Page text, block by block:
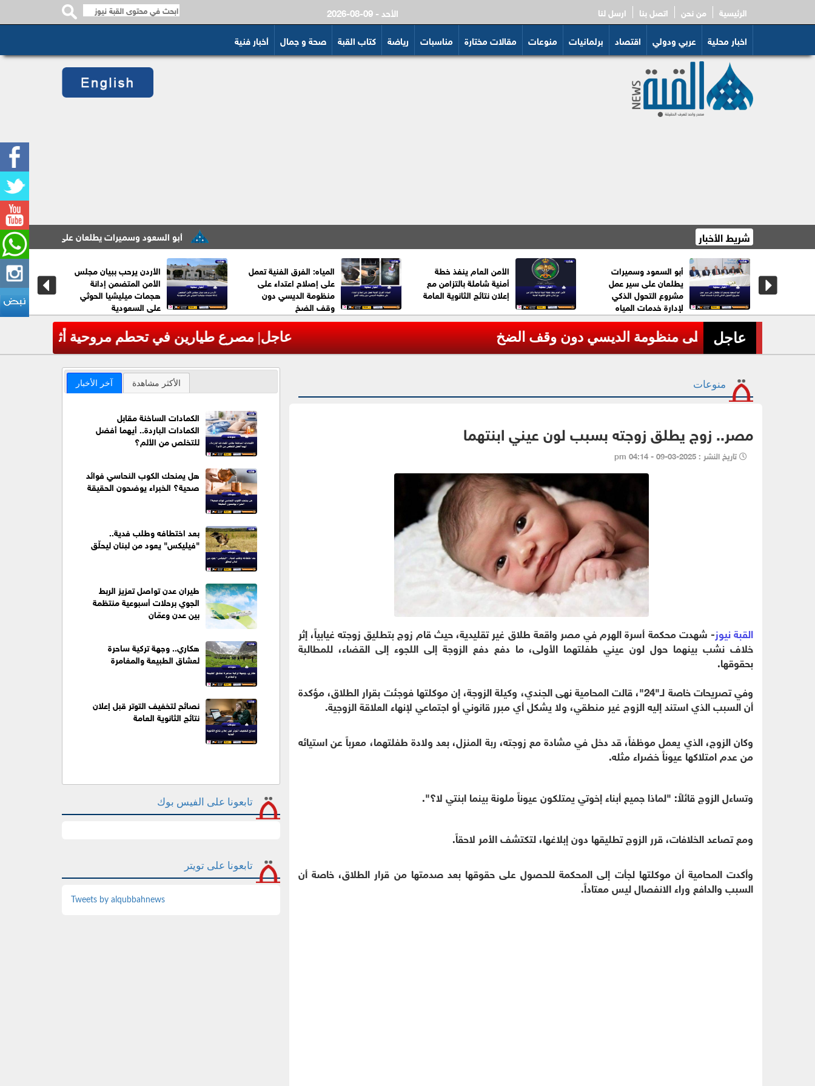
الرئيسية من نحن اتصل بنا ارسل لنا
2026-08-09 - الأحد
اخبار محلية
عربي ودولي اقتصاد برلمانيات منوعات مقالات مختارة مناسبات رياضة كتاب القبة صحة و جمال أخبار فنية
شريط الأخبار أبو السعود وسميرات يطلعان على سير عمل مشروع
أبو السعود وسميرات
يطلعان على سير عمل
مشروع التحول الذكي
لإدارة خدمات المياه
الأمن العام ينفذ خطة
أمنية شاملة بالتزامن مع
إعلان نتائج الثانوية العامة
المياه: الفرق الفنية تعمل
على إصلاح اعتداء على
منظومة الديسي دون
وقف الضخ
الأردن يرحب ببيان مجلس
الأمن المتضمن إدانة
هجمات ميليشيا الحوثي
على السعودية
عاجل عاجل| مصرع طيارين في تحطم مروحية أثناء مكافحة حرائق غابات بولاية يوتا الأميركية
منوعات
مصر.. زوج يطلق زوجته بسبب لون عيني ابنتهما
تاريخ النشر : 2025-03-09 - 04:14 pm
القبة نيوز- شهدت محكمة أسرة الهرم في مصر واقعة طلاق غير تقليدية، حيث قام زوج بتطليق زوجته غيابياً، إثر
خلاف نشب بينهما حول لون عيني طفلتهما الأولى، ما دفع دفع الزوجة إلى اللجوء إلى القضاء، للمطالبة
بحقوقها.
وفي تصريحات خاصة لـ"24"، قالت المحامية نهى الجندي، وكيلة الزوجة، إن موكلتها فوجئت بقرار الطلاق، مؤكدة
أن السبب الذي استند إليه الزوج غير منطقي، ولا يشكل أي مبرر قانوني أو اجتماعي لإنهاء العلاقة الزوجية.
وكان الزوج، الذي يعمل موظفاً، قد دخل في مشادة مع زوجته، ربة المنزل، بعد ولادة طفلتهما، معرباً عن استيائه
من عدم امتلاكها عيوناً خضراء مثله.
وتساءل الزوج قائلاً: "لماذا جميع أبناء إخوتي يمتلكون عيوناً ملونة بينما ابنتي لا؟".
ومع تصاعد الخلافات، قرر الزوج تطليقها دون إبلاغها، لتكتشف الأمر لاحقاً.
وأكدت المحامية أن موكلتها لجأت إلى المحكمة للحصول على حقوقها بعد صدمتها من قرار الطلاق، خاصة أن
السبب والدافع وراء الانفصال ليس معتاداً.
آخر الأخبار الأكثر مشاهدة
الكمادات الساخنة مقابل
الكمادات الباردة.. أيهما أفضل
للتخلص من الألم؟
هل يمنحك الكوب النحاسي فوائد
صحية؟ الخبراء يوضحون الحقيقة
بعد اختطافه وطلب فدية..
"فيليكس" يعود من لبنان ليحلّق
طيران عدن تواصل تعزيز الربط
الجوي برحلات أسبوعية منتظمة
بين عدن وعمّان
هكاري.. وجهة تركية ساحرة
لعشاق الطبيعة والمغامرة
نصائح لتخفيف التوتر قبل إعلان
نتائج الثانوية العامة
تابعونا على الفيس بوك
تابعونا على تويتر
Tweets by alqubbahnews